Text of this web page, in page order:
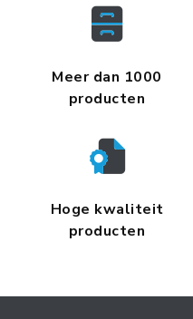
Meer dan 1000
producten
Hoge kwaliteit
producten